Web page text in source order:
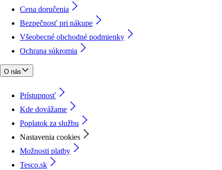
Cena doručenia
Bezpečnosť pri nákupe
Všeobecné obchodné podmienky
Ochrana súkromia
O nás
Prístupnosť
Kde dovážame
Poplatok za službu
Nastavenia cookies
Možnosti platby
Tesco.sk